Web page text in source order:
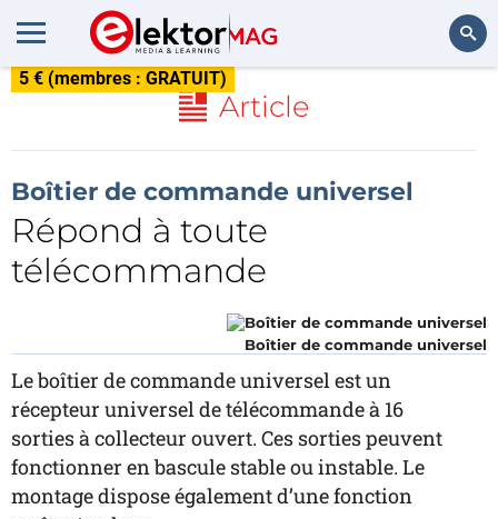
5 € (membres : GRATUIT)
Article
Boîtier de commande universel
Répond à toute
télécommande
Boîtier de commande universel
Le boîtier de commande universel est un
récepteur universel de télécommande à 16
sorties à collecteur ouvert. Ces sorties peuvent
fonctionner en bascule stable ou instable. Le
montage dispose également d’une fonction